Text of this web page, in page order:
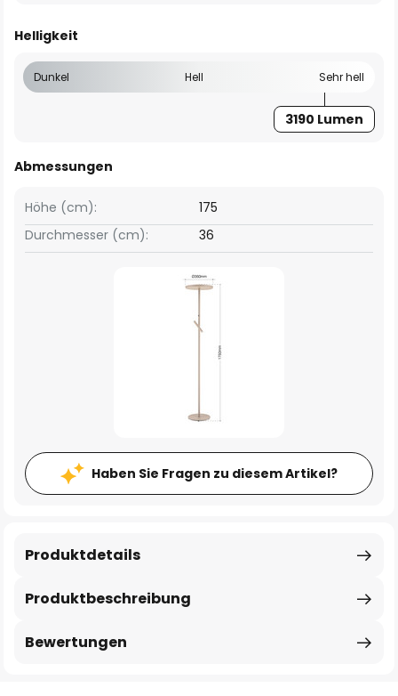
Helligkeit
Dunkel Hell Sehr hell
3190 Lumen
Abmessungen
Höhe (cm):
175
Durchmesser (cm):
36
Haben Sie Fragen zu diesem Artikel?
Produktbeschreibung
Produktdetails
Bewertungen